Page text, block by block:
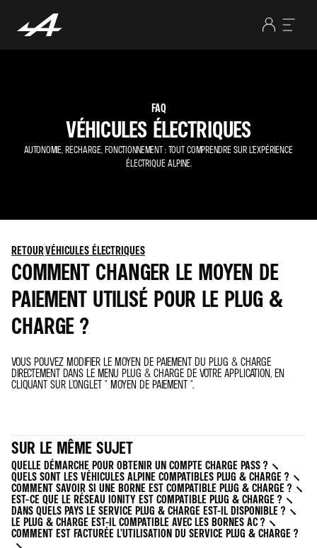
FAQ
VÉHICULES ÉLECTRIQUES
AUTONOMIE, RECHARGE, FONCTIONNEMENT : TOUT COMPRENDRE SUR L’EXPÉRIENCE
ÉLECTRIQUE ALPINE.
RETOURVÉHICULES ÉLECTRIQUES
COMMENT CHANGER LE MOYEN DE
PAIEMENT UTILISÉ POUR LE PLUG &
CHARGE ?
VOUS POUVEZ MODIFIER LE MOYEN DE PAIEMENT DU PLUG & CHARGE
DIRECTEMENT DANS LE MENU PLUG & CHARGE DE VOTRE APPLICATION, EN
CLIQUANT SUR L'ONGLET " MOYEN DE PAIEMENT ".
SUR LE MÊME SUJET
QUELLE DÉMARCHE POUR OBTENIR UN COMPTE CHARGE PASS ?
QUELS SONT LES VÉHICULES ALPINE COMPATIBLES PLUG & CHARGE ?
COMMENT SAVOIR SI UNE BORNE EST COMPATIBLE PLUG & CHARGE ?
EST-CE QUE LE RÉSEAU IONITY EST COMPATIBLE PLUG & CHARGE ?
DANS QUELS PAYS LE SERVICE PLUG & CHARGE EST-IL DISPONIBLE ?
LE PLUG & CHARGE EST-IL COMPATIBLE AVEC LES BORNES AC ?
COMMENT EST FACTURÉE L’UTILISATION DU SERVICE PLUG & CHARGE ?